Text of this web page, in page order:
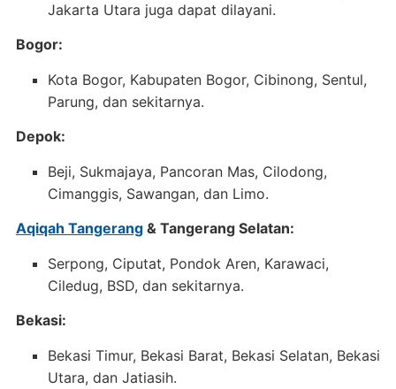
Jakarta Utara juga dapat dilayani.
Bogor:
Kota Bogor, Kabupaten Bogor, Cibinong, Sentul,
Parung, dan sekitarnya.
Depok:
Beji, Sukmajaya, Pancoran Mas, Cilodong,
Cimanggis, Sawangan, dan Limo.
Aqiqah Tangerang& Tangerang Selatan:
Serpong, Ciputat, Pondok Aren, Karawaci,
Ciledug, BSD, dan sekitarnya.
Bekasi:
Bekasi Timur, Bekasi Barat, Bekasi Selatan, Bekasi
Utara, dan Jatiasih.